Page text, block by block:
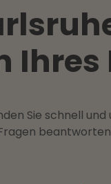
Ihres
Sie schnell